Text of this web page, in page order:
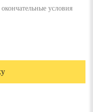
условия